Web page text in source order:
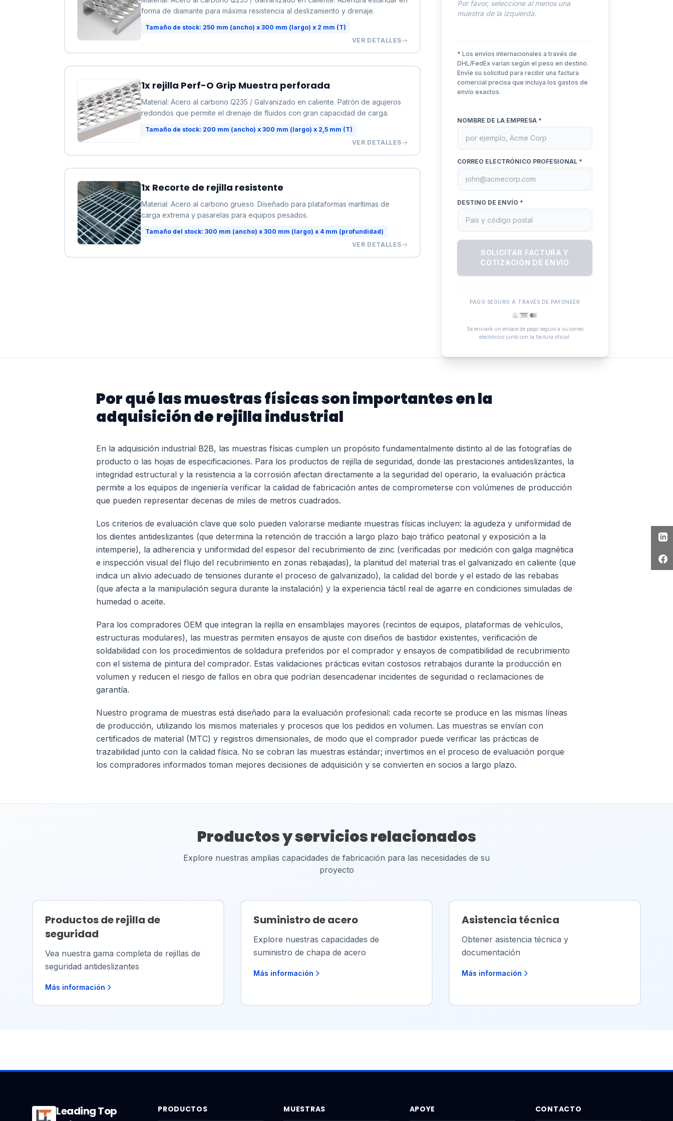
forma de diamante para máxima resistencia al deslizamiento y drenaje.
Tamaño de stock: 250 mm (ancho) x 300 mm (largo) x 2 mm (T)
VER DETALLES
1x rejilla Perf-O Grip Muestra perforada
Material: Acero al carbono Q235 / Galvanizado en caliente. Patrón de agujeros
redondos que permite el drenaje de fluidos con gran capacidad de carga.
Tamaño de stock: 200 mm (ancho) x 300 mm (largo) x 2,5 mm (T)
VER DETALLES
1x Recorte de rejilla resistente
Material: Acero al carbono grueso. Diseñado para plataformas marítimas de
carga extrema y pasarelas para equipos pesados.
Tamaño del stock: 300 mm (ancho) x 300 mm (largo) x 4 mm (profundidad)
VER DETALLES
Por favor, seleccione al menos una
muestra de la izquierda.
* Los envíos internacionales a través de
DHL/FedEx varían según el peso en destino.
Envíe su solicitud para recibir una factura
comercial precisa que incluya los gastos de
envío exactos.
NOMBRE DE LA EMPRESA *
CORREO ELECTRÓNICO PROFESIONAL *
DESTINO DE ENVÍO *
SOLICITAR FACTURA Y
COTIZACIÓN DE ENVÍO
PAGO SEGURO A TRAVÉS DE PAYONEER
Se enviará un enlace de pago seguro a su correo
electrónico junto con la factura oficial.
Por qué las muestras físicas son importantes en la
adquisición de rejilla industrial
En la adquisición industrial B2B, las muestras físicas cumplen un propósito fundamentalmente distinto al de las fotografías de
producto o las hojas de especificaciones. Para los productos de rejilla de seguridad, donde las prestaciones antideslizantes, la
integridad estructural y la resistencia a la corrosión afectan directamente a la seguridad del operario, la evaluación práctica
permite a los equipos de ingeniería verificar la calidad de fabricación antes de comprometerse con volúmenes de producción
que pueden representar decenas de miles de metros cuadrados.
Los criterios de evaluación clave que solo pueden valorarse mediante muestras físicas incluyen: la agudeza y uniformidad de
los dientes antideslizantes (que determina la retención de tracción a largo plazo bajo tráfico peatonal y exposición a la
intemperie), la adherencia y uniformidad del espesor del recubrimiento de zinc (verificadas por medición con galga magnética
e inspección visual del flujo del recubrimiento en zonas rebajadas), la planitud del material tras el galvanizado en caliente (que
indica un alivio adecuado de tensiones durante el proceso de galvanizado), la calidad del borde y el estado de las rebabas
(que afecta a la manipulación segura durante la instalación) y la experiencia táctil real de agarre en condiciones simuladas de
humedad o aceite.
Para los compradores OEM que integran la rejilla en ensamblajes mayores (recintos de equipos, plataformas de vehículos,
estructuras modulares), las muestras permiten ensayos de ajuste con diseños de bastidor existentes, verificación de
soldabilidad con los procedimientos de soldadura preferidos por el comprador y ensayos de compatibilidad de recubrimiento
con el sistema de pintura del comprador. Estas validaciones prácticas evitan costosos retrabajos durante la producción en
volumen y reducen el riesgo de fallos en obra que podrían desencadenar incidentes de seguridad o reclamaciones de
garantía.
Nuestro programa de muestras está diseñado para la evaluación profesional: cada recorte se produce en las mismas líneas
de producción, utilizando los mismos materiales y procesos que los pedidos en volumen. Las muestras se envían con
certificados de material (MTC) y registros dimensionales, de modo que el comprador puede verificar las prácticas de
trazabilidad junto con la calidad física. No se cobran las muestras estándar; invertimos en el proceso de evaluación porque
los compradores informados toman mejores decisiones de adquisición y se convierten en socios a largo plazo.
Productos y servicios relacionados
Explore nuestras amplias capacidades de fabricación para las necesidades de su
proyecto
Productos de rejilla de
seguridad
Vea nuestra gama completa de rejillas de
seguridad antideslizantes
Más información
Suministro de acero
Explore nuestras capacidades de
suministro de chapa de acero
Más información
Asistencia técnica
Obtener asistencia técnica y
documentación
Más información
Leading Top
PRODUCTOS MUESTRAS APOYE CONTACTO